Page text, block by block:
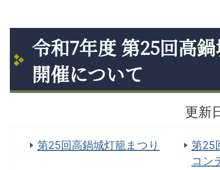
令和7年度 第25回高
開催について
更新
第25回高鍋城灯籠まつり
第25
コン